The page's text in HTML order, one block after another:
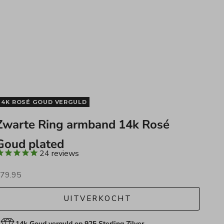
ROSÉ GOUD VERGULD
Ring armband 14k Rosé
plated
24 reviews
UITVERKOCHT